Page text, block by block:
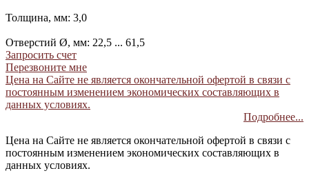
Толщина, мм: 3,0
Отверстий Ø, мм: 22,5 ... 61,5
Запросить счет
Перезвоните мне
Цена на Сайте не является окончательной офертой в связи с
постоянным изменением экономических составляющих в
данных условиях.
Подробнее...
Цена на Сайте не является окончательной офертой в связи с
постоянным изменением экономических составляющих в
данных условиях.